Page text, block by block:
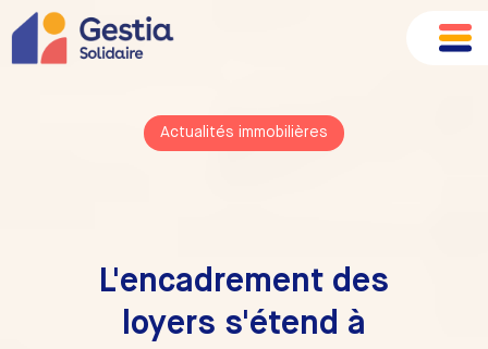
Actualités immobilières
L'encadrement des
loyers s'étend à